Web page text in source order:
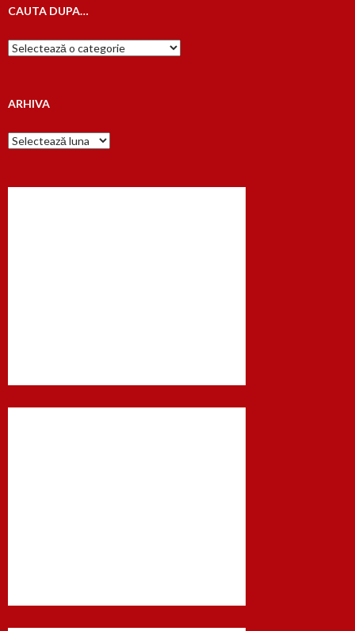
CAUTA DUPA…
Cauta
dupa…
ARHIVA
Arhiva